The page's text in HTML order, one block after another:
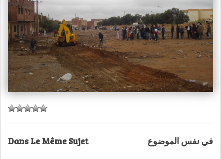
Dans Le Même Sujet في نفس الموضوع